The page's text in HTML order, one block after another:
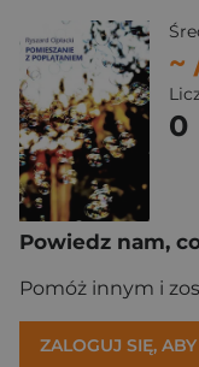
~
0
Powiedz nam,
Pomóż innym i
ZALOGUJ SIĘ,